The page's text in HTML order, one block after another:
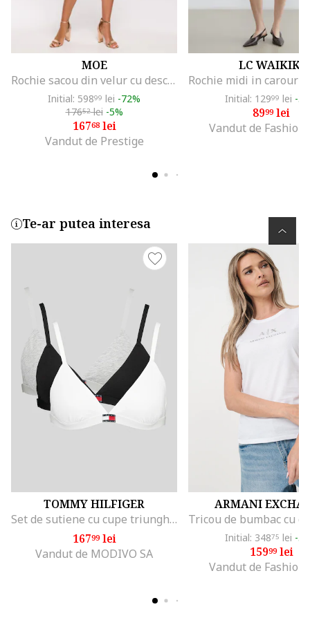
MOE
Rochie sacou din velur cu deschidere la spate,, Verde
Initial: 59899 lei -72%
17652lei -5%
16768lei
Vandut de Prestige
LC WAIKIKI
Initial: 12999 lei -
8999lei
Vandut de Fashion
Te-ar putea interesa
TOMMY HILFIGER
Set de sutiene cu cupe triunghiulare si detaliu logo - 3 perechi, Alb/Negru/Gri melange
16799lei
Vandut de MODIVO SA
ARMANI
Initial: 34875 lei -
15999lei
Vandut de Fashion